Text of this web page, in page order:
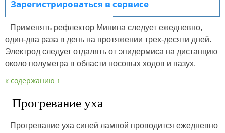
Зарегистрироваться в сервисе
Применять рефлектор Минина следует ежедневно,
один-два раза в день на протяжении трех-десяти дней.
Электрод следует отдалять от эпидермиса на дистанцию
около полуметра в области носовых ходов и пазух.
к содержанию ↑
Прогревание уха
Прогревание уха синей лампой проводится ежедневно